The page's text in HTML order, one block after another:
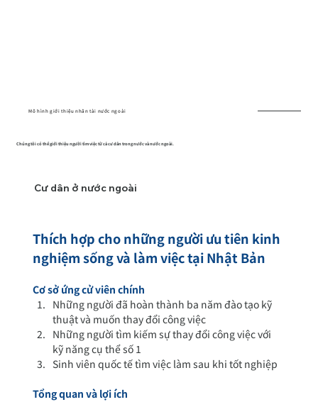
Mô hình giới thiệu nhân tài nước ngoài
Chúng tôi có thể giới thiệu người tìm việc từ cả cư dân trong nước và nước ngoài.
Cư dân ở nước ngoài
Thích hợp cho những người ưu tiên kinh
nghiệm sống và làm việc tại Nhật Bản
Cơ sở ứng cử viên chính
Những người đã hoàn thành ba năm đào tạo kỹ
thuật và muốn thay đổi công việc
Những người tìm kiếm sự thay đổi công việc với
kỹ năng cụ thể số 1
Sinh viên quốc tế tìm việc làm sau khi tốt nghiệp
Tổng quan và lợi ích